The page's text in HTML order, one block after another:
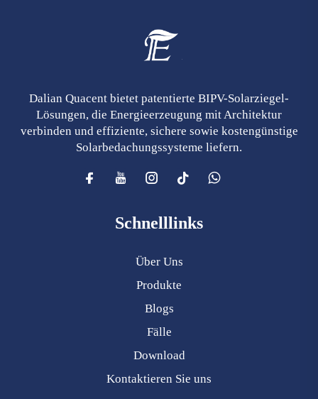
Dalian Quacent bietet patentierte BIPV-Solarziegel-
Lösungen, die Energieerzeugung mit Architektur
verbinden und effiziente, sichere sowie kostengünstige
Solarbedachungssysteme liefern.
Schnelllinks
Über Uns
Produkte
Blogs
Fälle
Download
Kontaktieren Sie uns